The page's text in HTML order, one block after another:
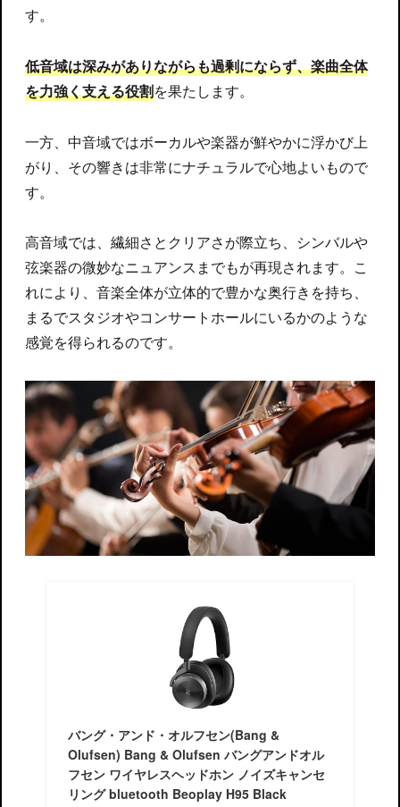
す。
低音域は深みがありながらも過剰にならず、楽曲全体
を力強く支える役割を果たします。
一方、中音域ではボーカルや楽器が鮮やかに浮かび上
がり、その響きは非常にナチュラルで心地よいもので
す。
高音域では、繊細さとクリアさが際立ち、シンバルや
弦楽器の微妙なニュアンスまでもが再現されます。こ
れにより、音楽全体が立体的で豊かな奥行きを持ち、
まるでスタジオやコンサートホールにいるかのような
感覚を得られるのです。
バング・アンド・オルフセン(Bang &
Olufsen) Bang & Olufsen バングアンドオル
フセン ワイヤレスヘッドホン ノイズキャンセ
リング bluetooth Beoplay H95 Black